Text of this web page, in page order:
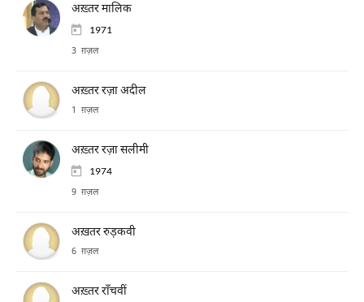
अख़्तर मालिक
1971
3 ग़ज़ल
अख़्तर रज़ा अदील
1 ग़ज़ल
अख़्तर रज़ा सलीमी
1974
9 ग़ज़ल
अख़तर रुड़कवी
6 ग़ज़ल
अख़्तर राँचवीं